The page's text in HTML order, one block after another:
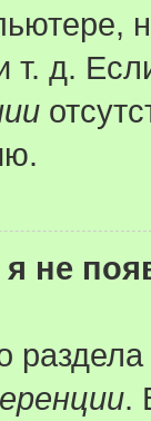
т. д.
не
.